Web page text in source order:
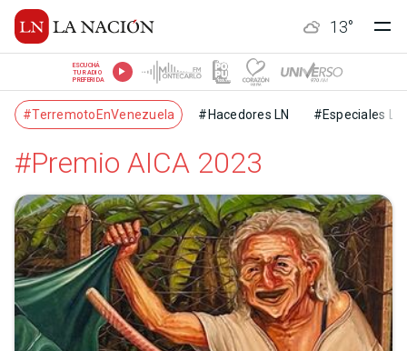
13°
ESCUCHÁ
TU RADIO
PREFERIDA
#TerremotoEnVenezuela #Hacedores LN #Especiales LN
#Premio AICA 2023